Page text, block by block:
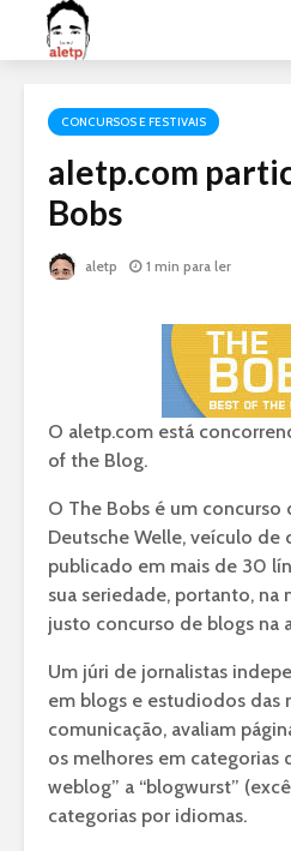
CONCURSOS E FESTIVAIS
aletp.com
Bobs
aletp 1 min para ler
O aletp.com está
of the Blog.
O The Bobs é um
Deutsche Welle, veículo de
publicado em mais de 30
sua seriedade, portanto, na
justo concurso de blogs na
Um júri de jornalistas
em blogs e estudiodos das
comunicação, avaliam
os melhores em categorias
weblog” a “blogwurst”
categorias por idiomas.